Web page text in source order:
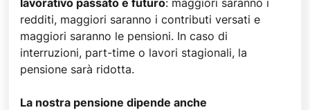
lavorativo passato e futuro: maggiori saranno i
redditi, maggiori saranno i contributi versati e
maggiori saranno le pensioni. In caso di
interruzioni, part-time o lavori stagionali, la
pensione sarà ridotta.
La nostra pensione dipende anche